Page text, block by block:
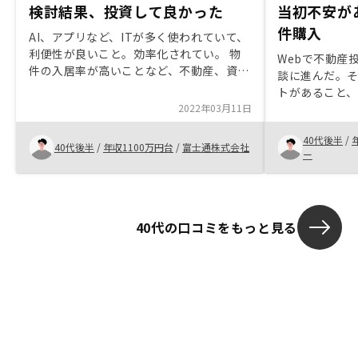
検討結果、投資して良かった
AI、アプリなど、ITが多く使われていて、
利便性が良いこと。効率化されてい。 物
件の入居率が高いことなど、不動産、資産
いことから、自分で検討できること。な
ど、全体的に良かったです。Renosy登録
物件を自分で探せる。
2022年03月11日
40代後半 / 年収1100万円台 / 富士通株式会社
当初不安
件購入
Webで不動産
談に進んだ。
トがあること
することがで
よる所有物件
している点も
すめ出来る。
40代後半 /
ー
40代の口コミをもっと見る